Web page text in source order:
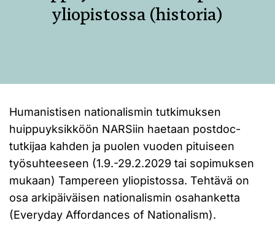
yliopistossa (historia)
Humanistisen nationalismin tutkimuksen
huippuyksikköön NARSiin haetaan postdoc-
tutkijaa kahden ja puolen vuoden pituiseen
työsuhteeseen (1.9.-29.2.2029 tai sopimuksen
mukaan) Tampereen yliopistossa. Tehtävä on
osa arkipäiväisen nationalismin osahanketta
(Everyday Affordances of Nationalism).